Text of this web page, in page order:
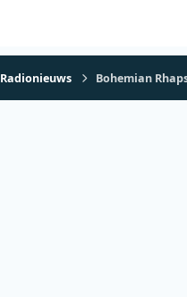
Radionieuws Bohemian